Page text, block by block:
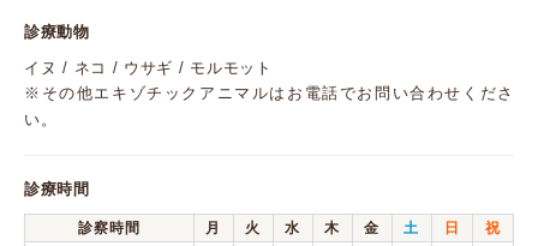
診療動物
イヌ / ネコ / ウサギ / モルモット
※その他エキゾチックアニマルはお電話でお問い合わせくださ
い。
診療時間
診察時間 月 火 水 木 金 土 日
祝